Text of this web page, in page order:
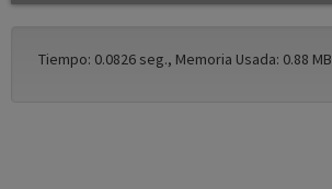
Tiempo: 0.0826 seg., Memoria Usada: 0.88 MB